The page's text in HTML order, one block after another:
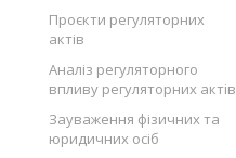
Проєкти регуляторних
актів
Аналіз регуляторного
впливу регуляторних актів
Зауваження фізичних та
юридичних осіб